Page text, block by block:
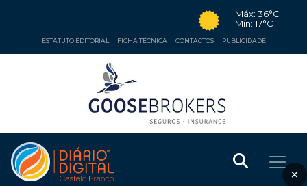
Máx: 36°C
Mín: 17°C
ESTATUTO EDITORIAL FICHA TÉCNICA CONTACTOS PUBLICIDADE
×